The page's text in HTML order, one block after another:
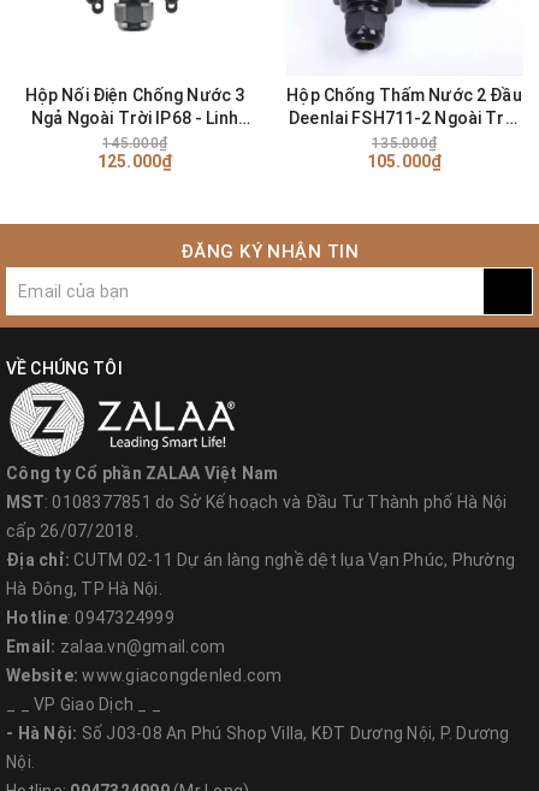
đầu thế giới. Dòng sản phẩm LED Driver AC/DC rất phổ
biến tại Việt Nam cho đèn LED với hiệu suất cao, độ bền
cấp.
CHÍNH SÁCH BẢO HÀNH
Hộp Nối Điện Chống Nước 3
Ngả Ngoài Trời IP68 - Linh
kiện đèn led Zalaa
145.000₫
125.000₫
Hộp Chống Thấm Nước 2 Đầu
Deenlai FSH711-2 Ngoài Trời
IP68 - Linh kiện đèn led Zalaa
135.000₫
105.000₫
ĐĂNG KÝ NHẬN TIN
VỀ CHÚNG TÔI
Công ty Cổ phần ZALAA Việt Nam
MST: 0108377851 do Sở Kế hoạch và Đầu Tư Thành phố Hà Nội
cấp 26/07/2018.
Địa chỉ: CUTM 02-11 Dự án làng nghề dệt lụa Vạn Phúc, Phường
Hà Đông, TP Hà Nội.
Hotline: 0947324999
Email: zalaa.vn@gmail.com
Website:www.giacongdenled.com
_ _ VP Giao Dịch _ _
- Hà Nội: Số J03-08 An Phú Shop Villa, KĐT Dương Nội, P. Dương
Nội.